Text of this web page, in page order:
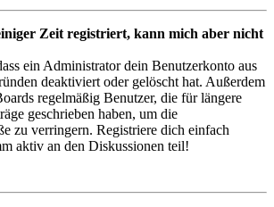
Zeit registriert, kann mich aber nicht
ein Administrator dein Benutzerkonto aus
deaktiviert oder gelöscht hat. Außerdem
regelmäßig Benutzer, die für längere
geschrieben haben, um die
zu verringern. Registriere dich einfach
aktiv an den Diskussionen teil!